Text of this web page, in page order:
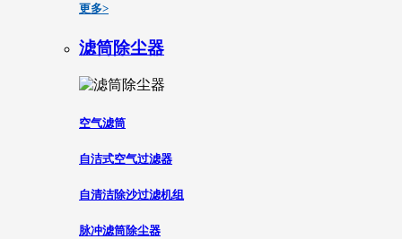
更多>
滤筒除尘器
空气滤筒
自洁式空气过滤器
自清洁除沙过滤机组
脉冲滤筒除尘器